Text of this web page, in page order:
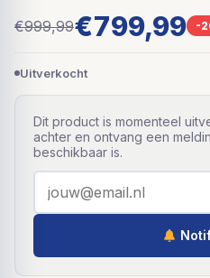
€999,99€799,99 -
Uitverkocht
Dit product is momenteel
achter en ontvang een
beschikbaar is.